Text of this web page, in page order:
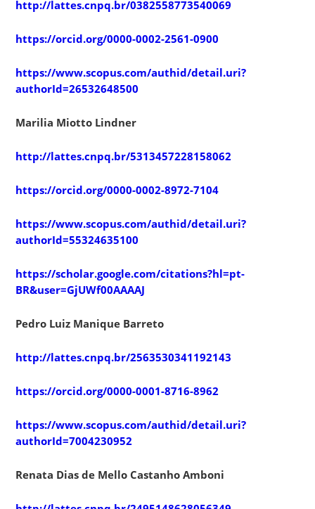
http://lattes.cnpq.br/0382558773540069
https://orcid.org/0000-0002-2561-0900
https://www.scopus.com/authid/detail.uri?
authorId=26532648500
Marilia Miotto Lindner
http://lattes.cnpq.br/5313457228158062
https://orcid.org/0000-0002-8972-7104
https://www.scopus.com/authid/detail.uri?
authorId=55324635100
https://scholar.google.com/citations?hl=pt-
BR&user=GjUWf00AAAAJ
Pedro Luiz Manique Barreto
http://lattes.cnpq.br/2563530341192143
https://orcid.org/0000-0001-8716-8962
https://www.scopus.com/authid/detail.uri?
authorId=7004230952
Renata Dias de Mello Castanho Amboni